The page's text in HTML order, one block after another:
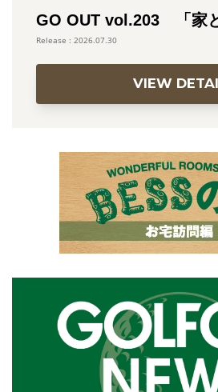
GO OUT vol.203 「家と
2026.07.30
VIEW